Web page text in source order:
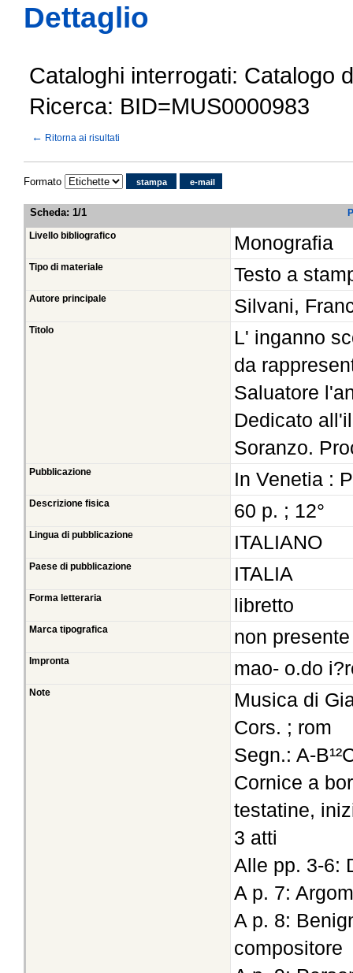
Dettaglio
Cataloghi interrogati: Catalogo
Ricerca: BID=MUS0000983
← Ritorna ai risultati
Formato stampa e-mail
Scheda: 1/1
Livello bibliografico Monografia
Tipo di materiale Testo a
Autore principale Silvani,
Titolo
L' inganno
da
Saluatore
Dedicato
Soranzo.
Pubblicazione In Venetia :
Descrizione fisica 60 p. ; 12°
Lingua di pubblicazione ITALIANO
Paese di pubblicazione ITALIA
Forma letteraria libretto
Marca tipografica non presente
Impronta mao- o.do
Note
Musica di
Cors. ; rom
Segn.: A-
Cornice a
testatine,
3 atti
Alle pp. 3-6:
A p. 7:
A p. 8:
compositore